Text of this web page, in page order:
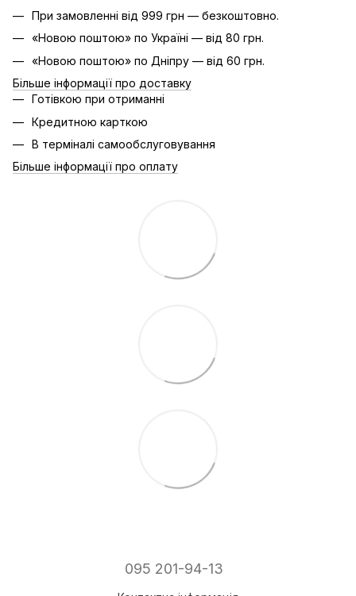
При замовленні від 999 грн — безкоштовно.
«Новою поштою» по Україні — від 80 грн.
«Новою поштою» по Дніпру — від 60 грн.
Більше інформації про доставку
Готівкою при отриманні
Кредитною карткою
В терміналі самообслуговування
Більше інформації про оплату
095 201-94-13